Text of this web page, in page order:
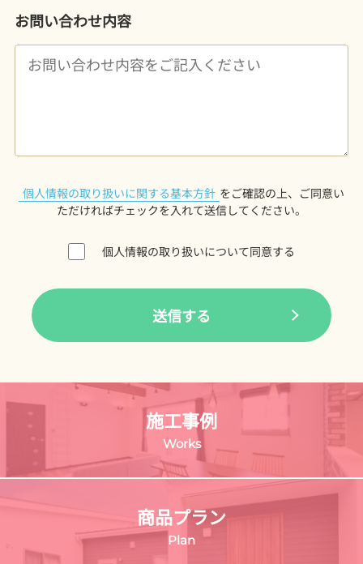
お問い合わせ内容
個人情報の取り扱いに関する基本方針 をご確認の上、ご同意い
ただければチェックを入れて送信してください。
個人情報の取り扱いについて同意する
施工事例
Works
商品プラン
Plan